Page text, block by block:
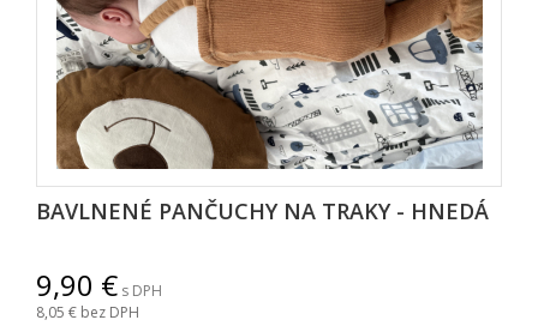
BAVLNENÉ PANČUCHY NA TRAKY - HNEDÁ
9,90
s DPH
8,05 bez DPH